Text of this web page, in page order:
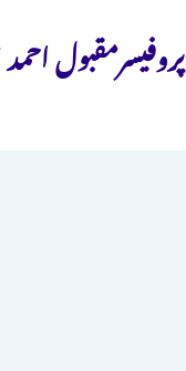
پروفیسرمقبول